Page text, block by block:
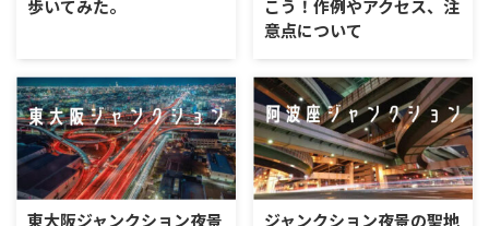
歩いてみた。
こう！作例やアクセス、注
意点について
東大阪ジャンクション夜景
ジャンクション夜景の聖地